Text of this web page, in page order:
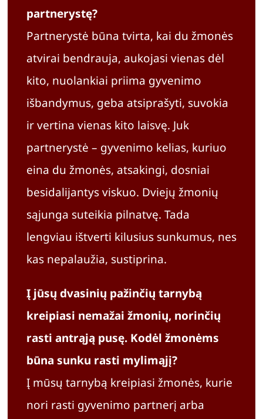
partnerystę?
Partnerystė būna tvirta, kai du žmonės
atvirai bendrauja, aukojasi vienas dėl
kito, nuolankiai priima gyvenimo
išbandymus, geba atsiprašyti, suvokia
ir vertina vienas kito laisvę. Juk
partnerystė – gyvenimo kelias, kuriuo
eina du žmonės, atsakingi, dosniai
besidalijantys viskuo. Dviejų žmonių
sąjunga suteikia pilnatvę. Tada
lengviau ištverti kilusius sunkumus, nes
kas nepalaužia, sustiprina.
Į jūsų dvasinių pažinčių tarnybą
kreipiasi nemažai žmonių, norinčių
rasti antrąją pusę. Kodėl žmonėms
būna sunku rasti mylimąjį?
Į mūsų tarnybą kreipiasi žmonės, kurie
nori rasti gyvenimo partnerį arba